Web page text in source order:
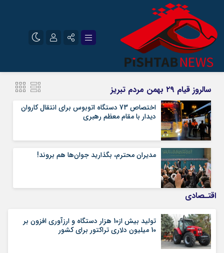
سروش
آپارات
رمز عبور
مرا به خاطر بسپار
سالروز قیام ۲۹ بهمن مردم تبریز
اختصاص 73 دستگاه اتوبوس برای انتقال کاروان
دیدار با مقام معظم رهبری
مدیران محترم، بگذارید جوان‌‌ها هم بروند!
اقتـصادی
تولید بیش از10 هزار دستگاه و ارزآوری افزون بر
10 میلیون دلاری تراکتور برای کشور